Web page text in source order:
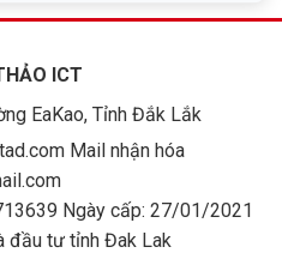
ICT
EaKao, Tỉnh Đắk Lắk
Mail nhận hóa
Ngày cấp: 27/01/2021
đầu tư tỉnh Đak Lak